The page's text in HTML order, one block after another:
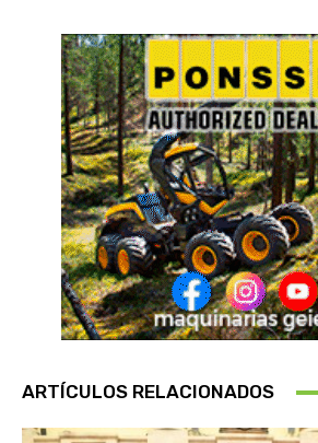
ARTÍCULOS RELACIONADOS